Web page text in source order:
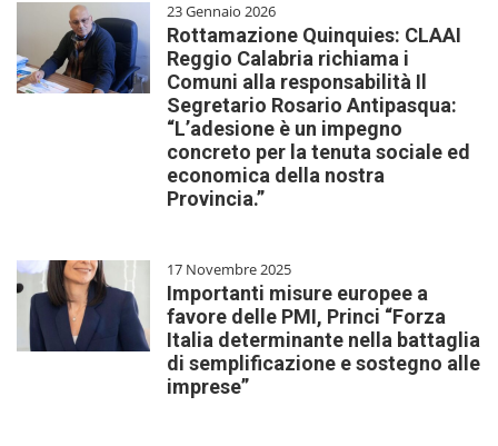
23 Gennaio 2026
Rottamazione Quinquies: CLAAI
Reggio Calabria richiama i
Comuni alla responsabilità Il
Segretario Rosario Antipasqua:
“L’adesione è un impegno
concreto per la tenuta sociale ed
economica della nostra
Provincia.”
17 Novembre 2025
Importanti misure europee a
favore delle PMI, Princi “Forza
Italia determinante nella battaglia
di semplificazione e sostegno alle
imprese”